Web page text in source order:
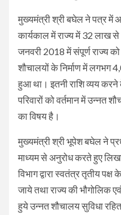
मुख्यमंत्री श्री बघेल ने पत्र में
कार्यकाल में राज्य में 32 लाख
जनवरी 2018 में संपूर्ण राज्य
शौचालयों के निर्माण में लगभग
हुआ था। इतनी राशि व्यय
परिवारों को वर्तमान में उन्नत
का विषय है।
मुख्यमंत्री श्री भूपेश बघेल ने
माध्यम से अनुरोध करते हुए
विभाग द्वारा स्वतंत्र तृतीय
जाये तथा राज्य की भौगोलिक
हुये उन्नत शौचालय सुविधा